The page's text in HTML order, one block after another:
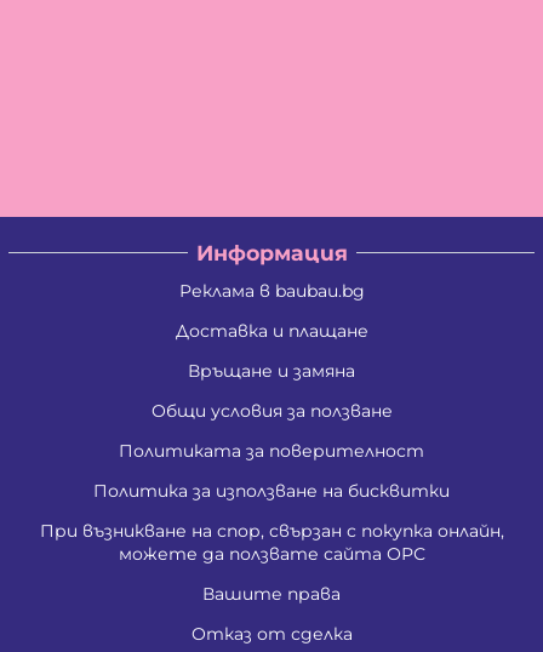
Информация
Реклама в baubau.bg
Доставка и плащане
Връщане и замяна
Общи условия за ползване
Политиката за поверителност
Политика за използване на бисквитки
При възникване на спор, свързан с покупка онлайн,
можете да ползвате сайта ОРС
Вашите права
Отказ от сделка